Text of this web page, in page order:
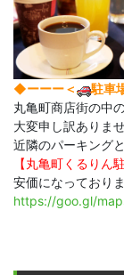
◆ーーー＜ 駐車
丸亀町商店街の中
大変申し訳ありま
近隣のパーキング
【丸亀町くるりん
安価になっており
https://goo.gl/